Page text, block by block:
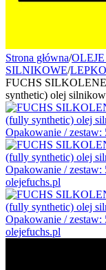
Strona główna/
SILNIKOWE/
FUCHS
synthetic) olej